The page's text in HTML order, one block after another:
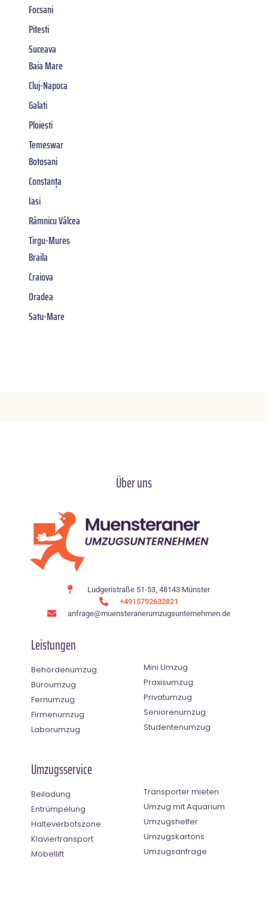
Focsani
Pitesti
Suceava
Baia Mare
Cluj-Napoca
Galati
Ploiesti
Temeswar
Botosani
Constanța
Iasi
Râmnicu Vâlcea
Tirgu-Mures
Braila
Craiova
Oradea
Satu-Mare
Über uns
Ludgeristraße 51-53, 48143 Münster
+4915792632821
anfrage@muensteranerumzugsunternehmen.de
Leistungen
Behördenumzug
Büroumzug
Fernumzug
Firmenumzug
Laborumzug
Mini Umzug
Praxisumzug
Privatumzug
Seniorenumzug
Studentenumzug
Umzugsservice
Beiladung
Entrümpelung
Halteverbotszone
Klaviertransport
Möbellift
Transporter mieten
Umzug mit Aquarium
Umzugshelfer
Umzugskartons
Umzugsanfrage